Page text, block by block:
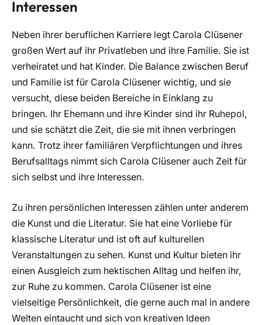
Interessen
Neben ihrer beruflichen Karriere legt Carola Clüsener
großen Wert auf ihr Privatleben und ihre Familie. Sie ist
verheiratet und hat Kinder. Die Balance zwischen Beruf
und Familie ist für Carola Clüsener wichtig, und sie
versucht, diese beiden Bereiche in Einklang zu
bringen. Ihr Ehemann und ihre Kinder sind ihr Ruhepol,
und sie schätzt die Zeit, die sie mit ihnen verbringen
kann. Trotz ihrer familiären Verpflichtungen und ihres
Berufsalltags nimmt sich Carola Clüsener auch Zeit für
sich selbst und ihre Interessen.
Zu ihren persönlichen Interessen zählen unter anderem
die Kunst und die Literatur. Sie hat eine Vorliebe für
klassische Literatur und ist oft auf kulturellen
Veranstaltungen zu sehen. Kunst und Kultur bieten ihr
einen Ausgleich zum hektischen Alltag und helfen ihr,
zur Ruhe zu kommen. Carola Clüsener ist eine
vielseitige Persönlichkeit, die gerne auch mal in andere
Welten eintaucht und sich von kreativen Ideen